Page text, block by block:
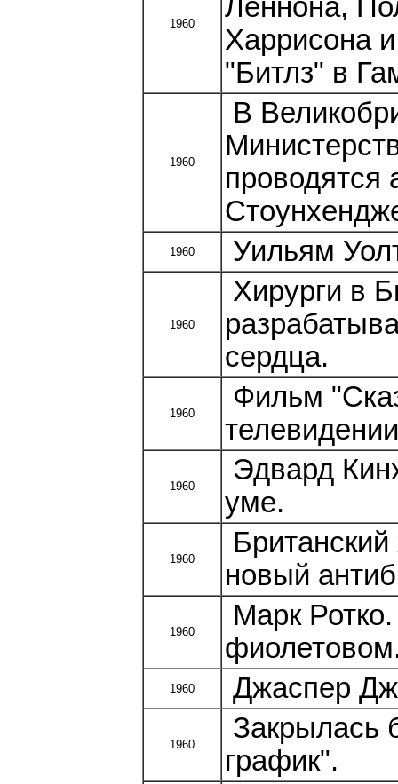
1960
Леннона,
Харрисона
"Битлз" в
1960
В
проводятся
1960 Уильям
1960
Хирурги в
сердца.
1960
Фильм
1960
Эдвард
уме.
1960
новый
1960
Марк
1960 Джаспер
1960
Закрылась
график".